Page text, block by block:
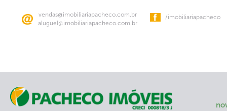
vendas@imobiliariapacheco.com.br
aluguel@imobiliariapacheco.com.br
/imobiliariapacheco